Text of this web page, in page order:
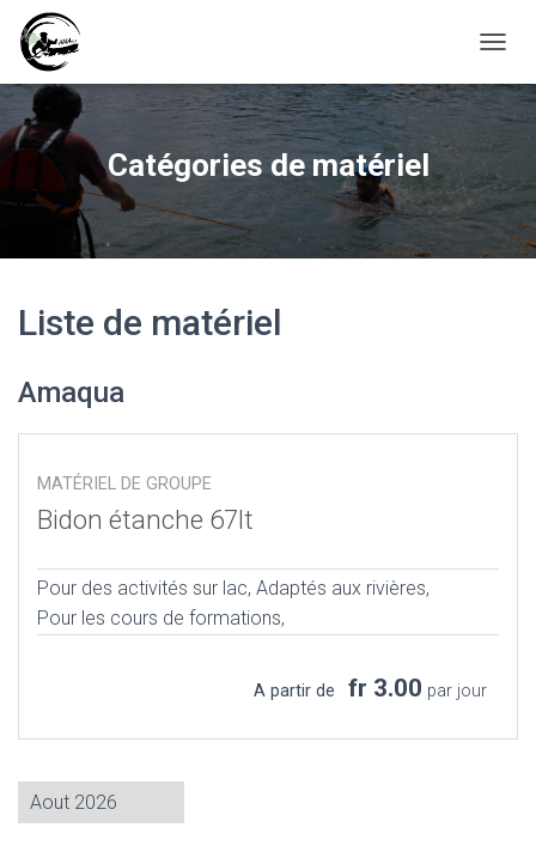
É
P
I
E
R
Catégories de matériel
Liste de matériel
Amaqua
MATÉRIEL DE GROUPE
Bidon étanche 67lt
Pour des activités sur lac, Adaptés aux rivières,
Pour les cours de formations,
A partir de fr 3.00 par jour